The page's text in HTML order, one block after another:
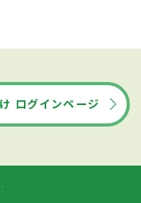
ログインページ